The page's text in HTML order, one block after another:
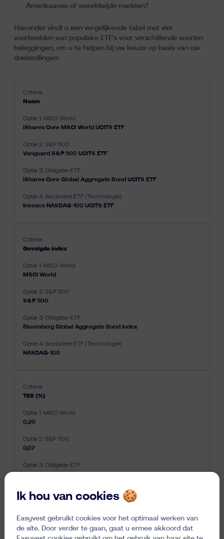
Amerikaanse of wereldwijde markten?
Hieronder vindt u een vergelijkende tabel met vier
voorbeelden van populaire ETF's voor verschillende soorten
beleggingen, om u te helpen bij uw keuze op basis van uw
doelstellingen:
Naam
iShares Core MSCI World UCITS ETF
Vanguard S&P 500 UCITS ETF
iShares Core Global Aggregate Bond UCITS ETF
Invesco NASDAQ-100 UCITS ETF
Gevolgde index
MSCI World
S&P 500
Bloomberg Global Aggregate Bond Index
NASDAQ-100
TER (%)
0,20
0,07
0,30
Ik hou van cookies 🍪
Easyvest gebruikt cookies voor het optimaal werken van
de site. Door verder te gaan, gaat u ermee akkoord dat